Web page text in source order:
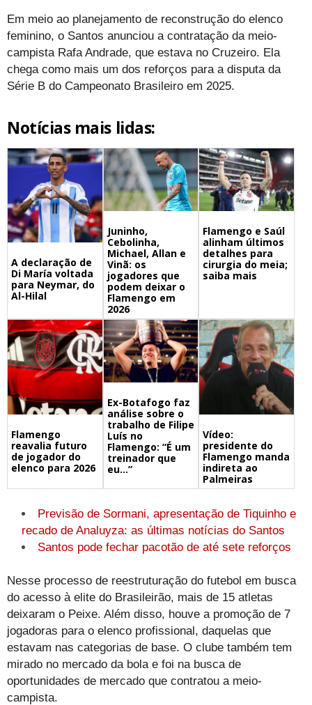
Em meio ao planejamento de reconstrução do elenco
feminino, o Santos anunciou a contratação da meio-
campista Rafa Andrade, que estava no Cruzeiro. Ela
chega como mais um dos reforços para a disputa da
Série B do Campeonato Brasileiro em 2025.
Notícias mais lidas:
A declaração de
Di María voltada
para Neymar, do
Al-Hilal
Juninho,
Cebolinha,
Michael, Allan e
Vinã: os
jogadores que
podem deixar o
Flamengo em
2026
Flamengo e Saúl
alinham últimos
detalhes para
cirurgia do meia;
saiba mais
Flamengo
reavalia futuro
de jogador do
elenco para 2026
Ex-Botafogo faz
análise sobre o
trabalho de Filipe
Luís no
Flamengo: “É um
treinador que
eu…”
Vídeo:
presidente do
Flamengo manda
indireta ao
Palmeiras
Previsão de Sormani, apresentação de Tiquinho e
recado de Analuyza: as últimas notícias do Santos
Santos pode fechar pacotão de até sete reforços
Nesse processo de reestruturação do futebol em busca
do acesso à elite do Brasileirão, mais de 15 atletas
deixaram o Peixe. Além disso, houve a promoção de 7
jogadoras para o elenco profissional, daquelas que
estavam nas categorias de base. O clube também tem
mirado no mercado da bola e foi na busca de
oportunidades de mercado que contratou a meio-
campista.